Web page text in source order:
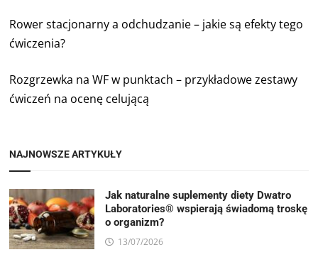
Rower stacjonarny a odchudzanie – jakie są efekty tego
ćwiczenia?
Rozgrzewka na WF w punktach – przykładowe zestawy
ćwiczeń na ocenę celującą
NAJNOWSZE ARTYKUŁY
Jak naturalne suplementy diety Dwatro
Laboratories® wspierają świadomą troskę
o organizm?
13/07/2026